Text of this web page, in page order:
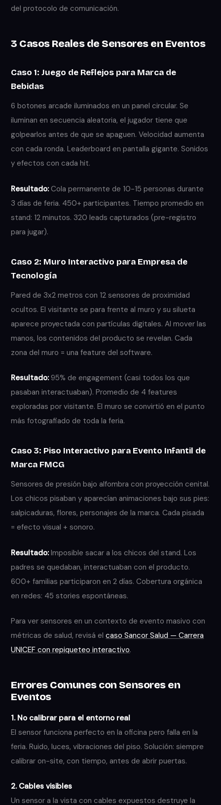
del protocolo de comunicación.
3 Casos Reales de Sensores en Eventos
Caso 1: Juego de Reflejos para Marca de
Bebidas
6 botones arcade iluminados en un panel circular. Se
iluminan en secuencia aleatoria, el jugador tiene que
golpearlos antes de que se apaguen. Velocidad aumenta
con cada ronda. Leaderboard en pantalla gigante. Sonidos
y efectos con cada hit.
Resultado:Cola permanente de 10-15 personas durante
3 días de feria. 450+ participantes. Tiempo promedio en
stand: 12 minutos. 320 leads capturados (pre-registro
para jugar).
Caso 2: Muro Interactivo para Empresa de
Tecnología
Pared de 3x2 metros con 12 sensores de proximidad
ocultos. El visitante se para frente al muro y su silueta
aparece proyectada con partículas digitales. Al mover las
manos, los contenidos del producto se revelan. Cada
zona del muro = una feature del software.
Resultado:95% de engagement (casi todos los que
pasaban interactuaban). Promedio de 4 features
exploradas por visitante. El muro se convirtió en el punto
más fotografiado de toda la feria.
Caso 3: Piso Interactivo para Evento Infantil de
Marca FMCG
Sensores de presión bajo alfombra con proyección cenital.
Los chicos pisaban y aparecían animaciones bajo sus pies:
salpicaduras, flores, personajes de la marca. Cada pisada
= efecto visual + sonoro.
Resultado:Imposible sacar a los chicos del stand. Los
padres se quedaban, interactuaban con el producto.
600+ familias participaron en 2 días. Cobertura orgánica
en redes: 45 stories espontáneas.
Para ver sensores en un contexto de evento masivo con
métricas de salud, revisá elcaso Sancor Salud — Carrera
UNICEF con repiqueteo interactivo.
Errores Comunes con Sensores en
Eventos
1. No calibrar para el entorno real
El sensor funciona perfecto en la oficina pero falla en la
feria. Ruido, luces, vibraciones del piso. Solución: siempre
calibrar on-site, con tiempo, antes de abrir puertas.
2. Cables visibles
Un sensor a la vista con cables expuestos destruye la